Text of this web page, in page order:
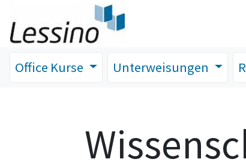
Office Kurse Unterweisungen